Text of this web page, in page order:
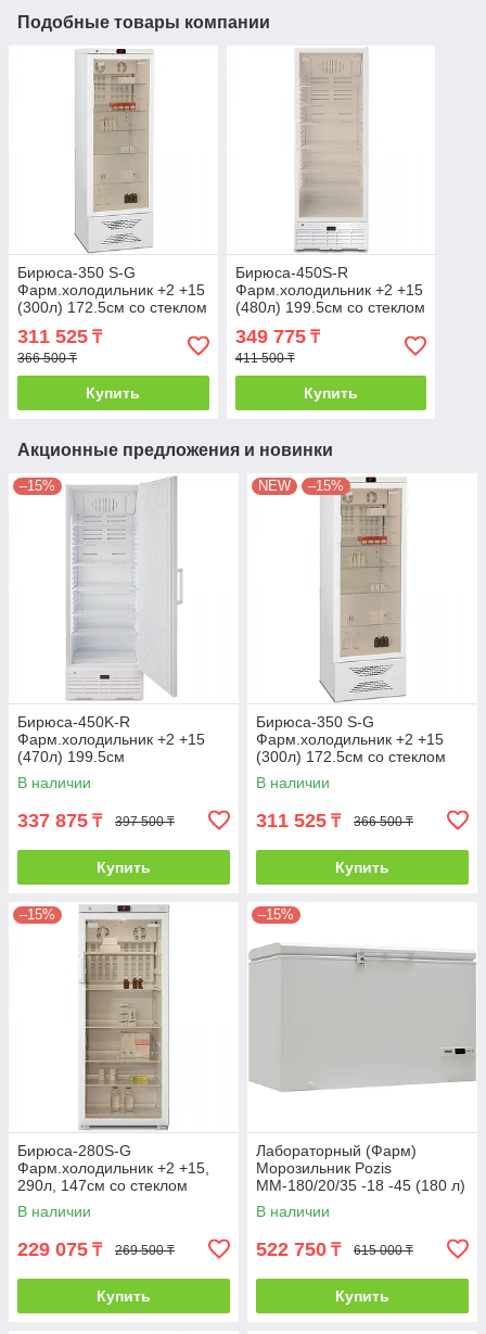
Подобные товары компании
Бирюса-350 S-G
Фарм.холодильник +2 +15
(300л) 172.5см со стеклом
311 525 ₸
366 500 ₸
Купить
Бирюса-450S-R
Фарм.холодильник +2 +15
(480л) 199.5см со стеклом
349 775₸
411 500 ₸
Купить
Акционные предложения и новинки
–15%
Бирюса-450K-R
Фарм.холодильник +2 +15
(470л) 199.5см
В наличии
337 875 ₸ 397 500 ₸
Купить
NEW –15%
Бирюса-350 S-G
Фарм.холодильник +2 +15
(300л) 172.5см со стеклом
В наличии
311 525 ₸ 366 500 ₸
Купить
–15%
Бирюса-280S-G
Фарм.холодильник +2 +15,
290л, 147см со стеклом
В наличии
229 075 ₸ 269 500 ₸
Купить
–15%
Лабораторный (Фарм)
Морозильник Pozis
ММ-180/20/35 -18 -45 (180 л)
белый
В наличии
522 750 ₸ 615 000 ₸
Купить